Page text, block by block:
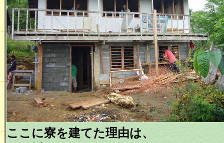
ここに寮を建てた理由は、